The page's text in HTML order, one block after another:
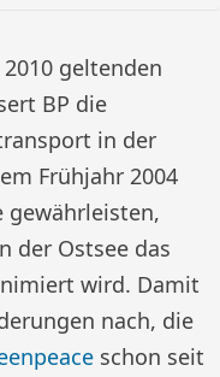
geltenden
BP die
in der
Frühjahr 2004
gewährleisten,
der Ostsee das
wird. Damit
nach, die
schon seit